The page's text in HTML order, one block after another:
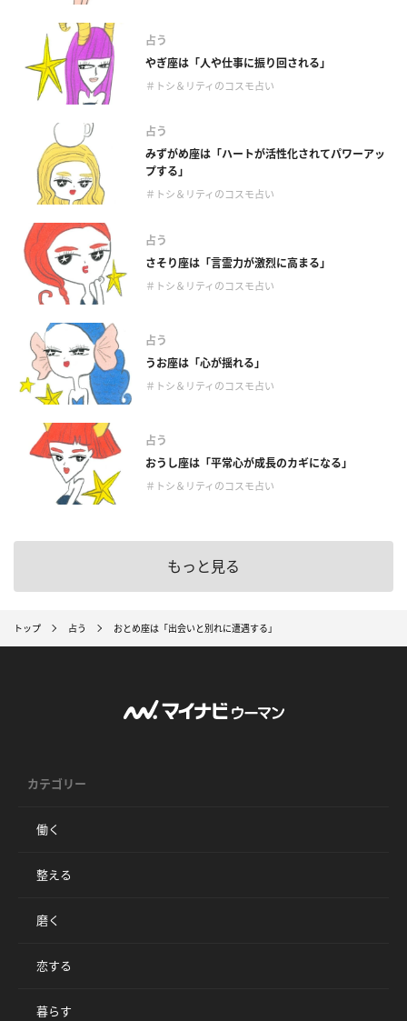
占う
やぎ座は「人や仕事に振り回される」
＃トシ＆リティのコスモ占い
占う
みずがめ座は「ハートが活性化されてパワーアッ
プする」
＃トシ＆リティのコスモ占い
占う
さそり座は「言霊力が激烈に高まる」
＃トシ＆リティのコスモ占い
占う
うお座は「心が揺れる」
＃トシ＆リティのコスモ占い
占う
おうし座は「平常心が成長のカギになる」
＃トシ＆リティのコスモ占い
もっと見る
トップ 占う おとめ座は「出会いと別れに遭遇する」
カテゴリー
働く
整える
磨く
恋する
暮らす